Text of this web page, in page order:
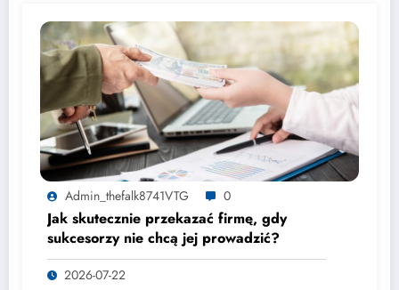
Admin_thefalk8741VTG 0
Jak skutecznie przekazać firmę, gdy
sukcesorzy nie chcą jej prowadzić?
2026-07-22